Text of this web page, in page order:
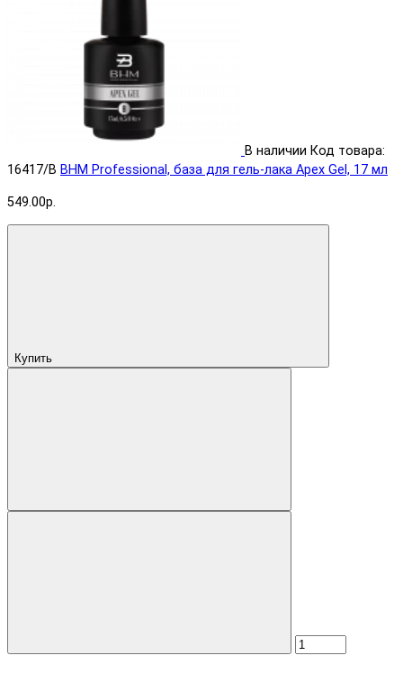
В наличии Код товара:
16417/B BHM Professional, база для гель-лака Apex Gel, 17 мл
549.00р.
Купить